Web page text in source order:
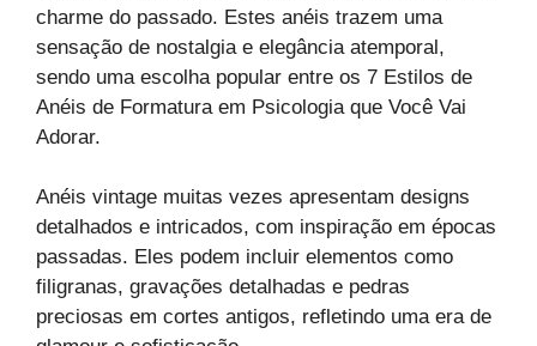
charme do passado. Estes anéis trazem uma
sensação de nostalgia e elegância atemporal,
sendo uma escolha popular entre os 7 Estilos de
Anéis de Formatura em Psicologia que Você Vai
Adorar.
Anéis vintage muitas vezes apresentam designs
detalhados e intricados, com inspiração em épocas
passadas. Eles podem incluir elementos como
filigranas, gravações detalhadas e pedras
preciosas em cortes antigos, refletindo uma era de